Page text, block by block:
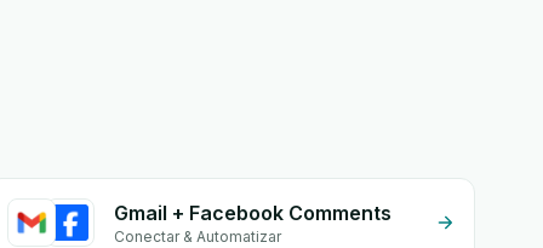
Gmail + Facebook Comments
Conectar & Automatizar